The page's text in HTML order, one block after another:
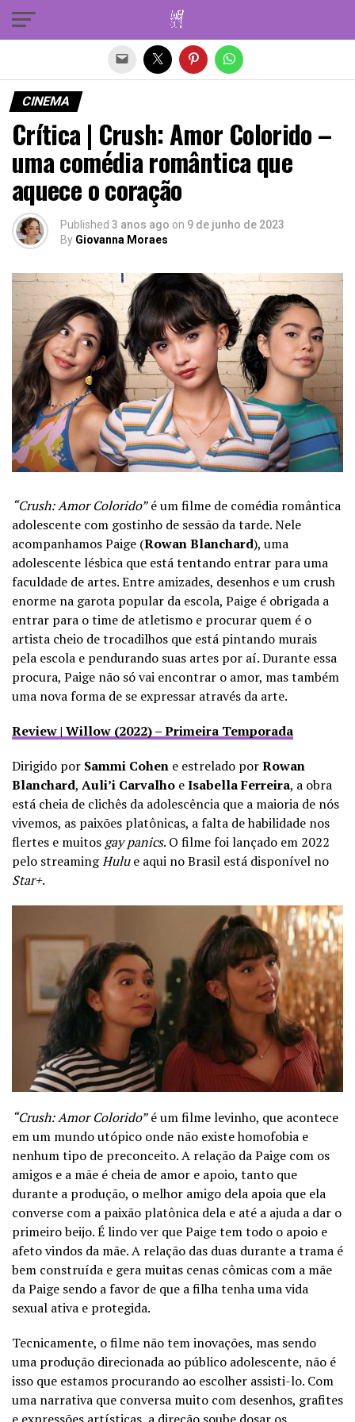
CINEMA
Crítica | Crush: Amor Colorido –
uma comédia romântica que
aquece o coração
Published 3 anos ago on 9 de junho de 2023
By Giovanna Moraes
“Crush: Amor Colorido”é um filme de comédia romântica
adolescente com gostinho de sessão da tarde. Nele
acompanhamos Paige (Rowan Blanchard), uma
adolescente lésbica que está tentando entrar para uma
faculdade de artes. Entre amizades, desenhos e um crush
enorme na garota popular da escola, Paige é obrigada a
entrar para o time de atletismo e procurar quem é o
artista cheio de trocadilhos que está pintando murais
pela escola e pendurando suas artes por aí. Durante essa
procura, Paige não só vai encontrar o amor, mas também
uma nova forma de se expressar através da arte.
Review | Willow (2022) – Primeira Temporada
Dirigido por Sammi Cohen e estrelado porRowan
Blanchard, Auli’i Carvalho eIsabella Ferreira, a obra
está cheia de clichês da adolescência que a maioria de nós
vivemos, as paixões platônicas, a falta de habilidade nos
flertes e muitos gay panics. O filme foi lançado em 2022
pelo streamingHulue aqui no Brasil está disponível no
Star+.
“Crush: Amor Colorido”é um filme levinho, que acontece
em um mundo utópico onde não existe homofobia e
nenhum tipo de preconceito. A relação da Paige com os
amigos e a mãe é cheia de amor e apoio, tanto que
durante a produção, o melhor amigo dela apoia que ela
converse com a paixão platônica dela e até a ajuda a dar o
primeiro beijo. É lindo ver que Paige tem todo o apoio e
afeto vindos da mãe. A relação das duas durante a trama é
bem construída e gera muitas cenas cômicas com a mãe
da Paige sendo a favor de que a filha tenha uma vida
sexual ativa e protegida.
Tecnicamente, o filme não tem inovações, mas sendo
uma produção direcionada ao público adolescente, não é
isso que estamos procurando ao escolher assisti-lo. Com
uma narrativa que conversa muito com desenhos, grafites
Sair da versão mobile